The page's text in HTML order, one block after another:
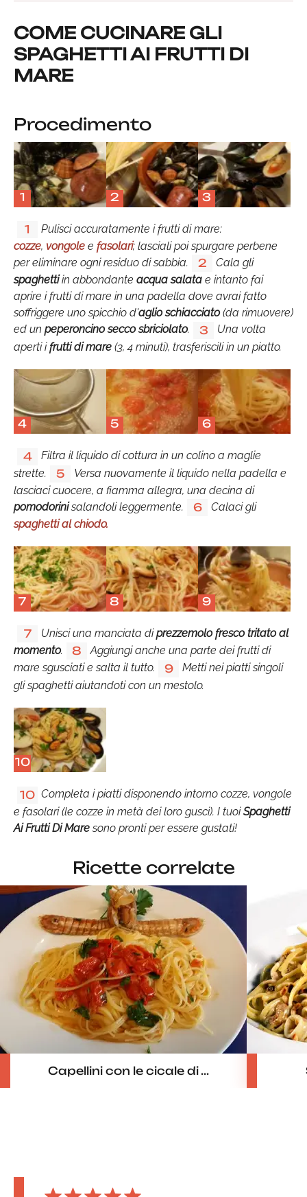
COME CUCINARE GLI
SPAGHETTI AI FRUTTI DI
MARE
Procedimento
1 2 3
1
Pulisci accuratamente i frutti di mare:
cozze, vongole e fasolari; lasciali poi spurgare perbene
per eliminare ogni residuo di sabbia.
2
Cala gli
spaghettiin abbondante acqua salata e intanto fai
aprire i frutti di mare in una padella dove avrai fatto
soffriggere uno spicchio d'aglio schiacciato(da rimuovere)
ed un peperoncino secco sbriciolato. 3
Una volta
aperti ifrutti di mare (3, 4 minuti), trasferiscili in un piatto.
4 5 6
4
Filtra il liquido di cottura in un colino a maglie
strette.
5
Versa nuovamente il liquido nella padella e
lasciaci cuocere, a fiamma allegra, una decina di
pomodorinisalandoli leggermente. 6
Calaci gli
spaghetti al chiodo.
7 8 9
7 Unisci una manciata diprezzemolo fresco tritato al
momento. 8
Aggiungi anche una parte dei frutti di
mare sgusciati e salta il tutto.
9
Metti nei piatti singoli
gli spaghetti aiutandoti con un mestolo.
10
10 Completa i piatti disponendo intorno cozze, vongole
e fasolari (le cozze in metà dei loro gusci). I tuoiSpaghetti
Ai Frutti Di Maresono pronti per essere gustati!
Ricette correlate
Capellini con le cicale di ...